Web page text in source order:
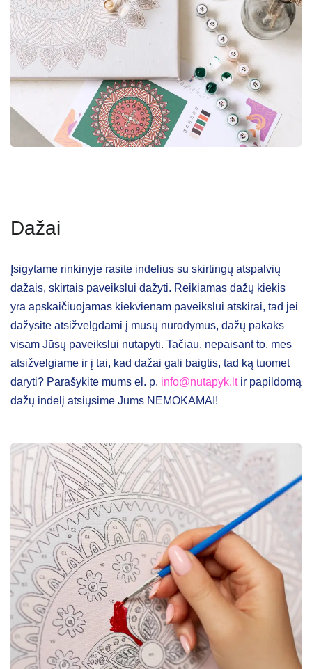
Dažai
Įsigytame rinkinyje rasite indelius su skirtingų atspalvių
dažais, skirtais paveikslui dažyti. Reikiamas dažų kiekis
yra apskaičiuojamas kiekvienam paveikslui atskirai, tad jei
dažysite atsižvelgdami į mūsų nurodymus, dažų pakaks
visam Jūsų paveikslui nutapyti. Tačiau, nepaisant to, mes
atsižvelgiame ir į tai, kad dažai gali baigtis, tad ką tuomet
daryti? Parašykite mums el. p. info@nutapyk.ltir papildomą
dažų indelį atsiųsime Jums NEMOKAMAI!